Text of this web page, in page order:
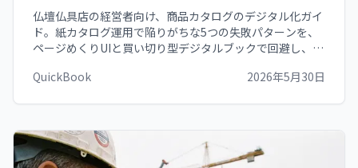
仏壇仏具店の経営者向け、商品カタログのデジタル化ガイ
ド。紙カタログ運用で陥りがちな5つの失敗パターンを、
ページめくりUIと買い切り型デジタルブックで回避し、現
る運用手順を解説します。
QuickBook 2026年5月30日